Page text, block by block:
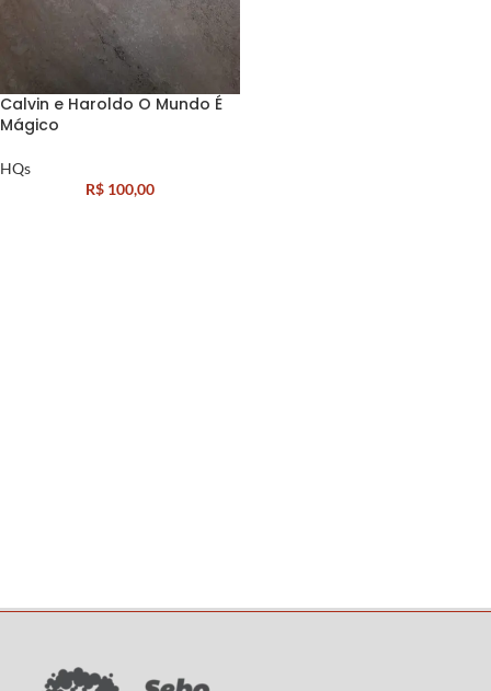
Calvin e Haroldo O Mundo É
Mágico
HQs
R$ 100,00